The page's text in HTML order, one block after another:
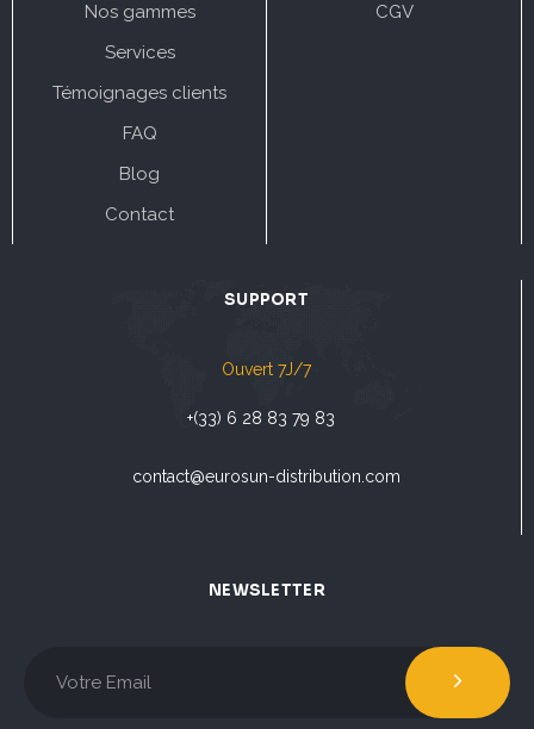
Nos gammes
Services
Témoignages clients
FAQ
Blog
Contact
CGV
SUPPORT
Ouvert 7J/7
+(33) 6 28 83 79 83
contact@eurosun-distribution.com
NEWSLETTER